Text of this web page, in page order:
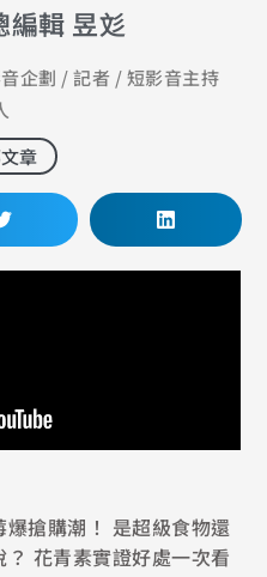
編輯 昱彣
企劃 / 記者 / 短影音主持
章
爆搶購潮！ 是超級食物還
？ 花青素實證好處一次看